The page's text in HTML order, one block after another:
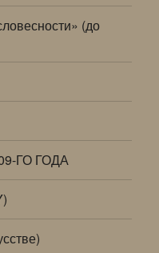
(до
ГО ГОДА